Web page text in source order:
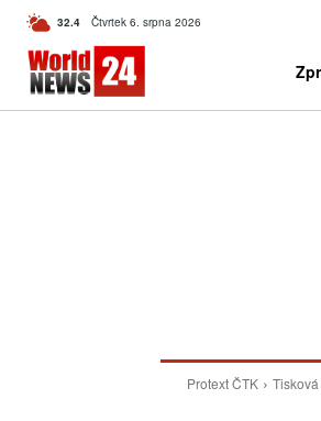
32.4 C Czech
Čtvrtek 6. srpna 2026
Protext ČTK